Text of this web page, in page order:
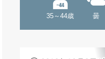
35～44歳 曇